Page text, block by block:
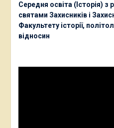
Середня освіта (Історія) з
святами Захисників і
Факультету історії,
відносин